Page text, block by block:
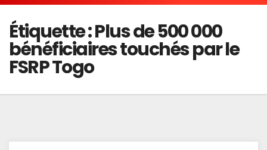
Étiquette :Plus de 500 000
bénéficiaires touchés par le
FSRP Togo